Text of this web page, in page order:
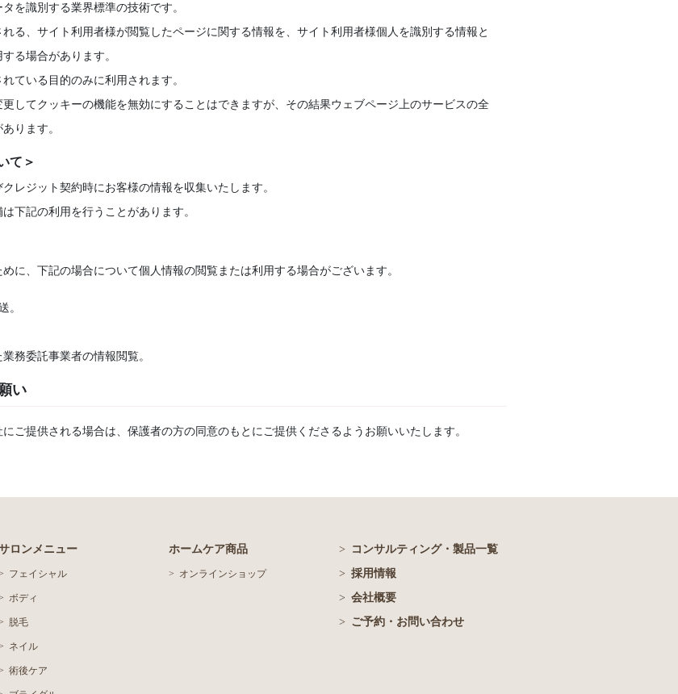
を識別する業界標準の技術です。
る、サイト利用者様が閲覧したページに関する情報を、サイト利用者様個人を識別する情報と
る場合があります。
ている目的のみに利用されます。
してクッキーの機能を無効にすることはできますが、その結果ウェブページ上のサービスの全
ります。
て＞
レジット契約時にお客様の情報を収集いたします。
下記の利用を行うことがあります。
に、下記の場合について個人情報の閲覧または利用する場合がございます。
。
務委託事業者の情報閲覧。
い
ご提供される場合は、保護者の方の同意のもとにご提供くださるようお願いいたします。
ロンメニュー
フェイシャル
ボディ
脱毛
ネイル
術後ケア
ホームケア商品
オンラインショップ
コンサルティング・製品一覧
採用情報
会社概要
ご予約・お問い合わせ